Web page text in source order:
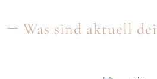
Was sind aktuell